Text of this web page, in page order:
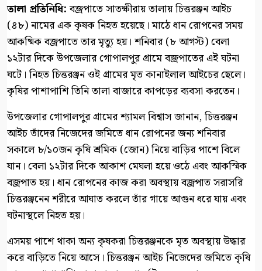
‎তালা প্রতিনিধি:‎বজ্রপাতে সাতক্ষীরায় তালায় চিত্তরঞ্জন আইচ
(৪৮) নামের এক কৃষক নিহত হয়েছে। মাঠে ধান রোপনের সময়
আকষ্মিক বজ্রপাতে তার মৃত্যু হয়। শনিবার (৮ আগস্ট) বেলা
১২টার দিকে উপজেলার গোপালপুর গ্রামে বজ্রপাতের এই ঘটনা
ঘটে। নিহত চিত্তরঞ্জন ওই গ্রামের মৃত কানাইলাল আইচের ছেলে।
কৃষির পাশাপাশি তিনি তালা বাজারে কাপড়ের ব্যবসা করতেন।
‎উপজেলার গোপালপুর গ্রামের শ্যামল বিশ্বাস জানান, চিত্তরঞ্জন
আইচ তাঁদের নিজেদের জমিতে ধান রোপনের জন্য শনিবার
সকালে ৮/১০জন কৃষি শ্রমিক (জোন) নিয়ে বাড়ির পাশে বিলে
যান। বেলা ১২টার দিকে আকাশ মেঘলা হয়ে ওঠে এবং আকস্মিক
বজ্রপাত হয়। ধান রোপনের কাজ করা অবস্থায় বজ্রপাত সরাসরি
চিত্তরঞ্জনেন শরীরে আঘাত করলে তাঁর গায়ে আগুন ধরে যায় এবং
ঘটনাস্থলে নিহত হয়।
এসময় পাশে থাকা অন্য কৃষকরা চিত্তরঞ্জনকে মৃত অবস্থায় উদ্ধার
করে বাড়িতে নিয়ে আসে। চিত্তরঞ্জন আইচ নিজেদের জমিতে কৃষি